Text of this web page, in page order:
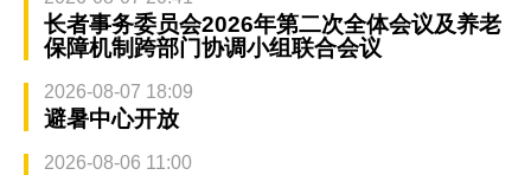
长者事务委员会2026年第二次全体会议及养老
保障机制跨部门协调小组联合会议
2026-08-07 18:09
避暑中心开放
2026-08-06 11:00